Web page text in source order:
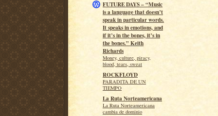
FUTURE DAYS – “Music
is a language that doesn’t
speak in particular words.
It speaks in emotions, and
if it’s in the bones, it’s in
the bones.” Keith
Richards
Money, culture, piracy,
blood, tears, sweat
ROCKFLOYD
PARADITA DE UN
TIEMPO
La Ruta Norteamericana
La Ruta Norteamericana
cambia de dominio